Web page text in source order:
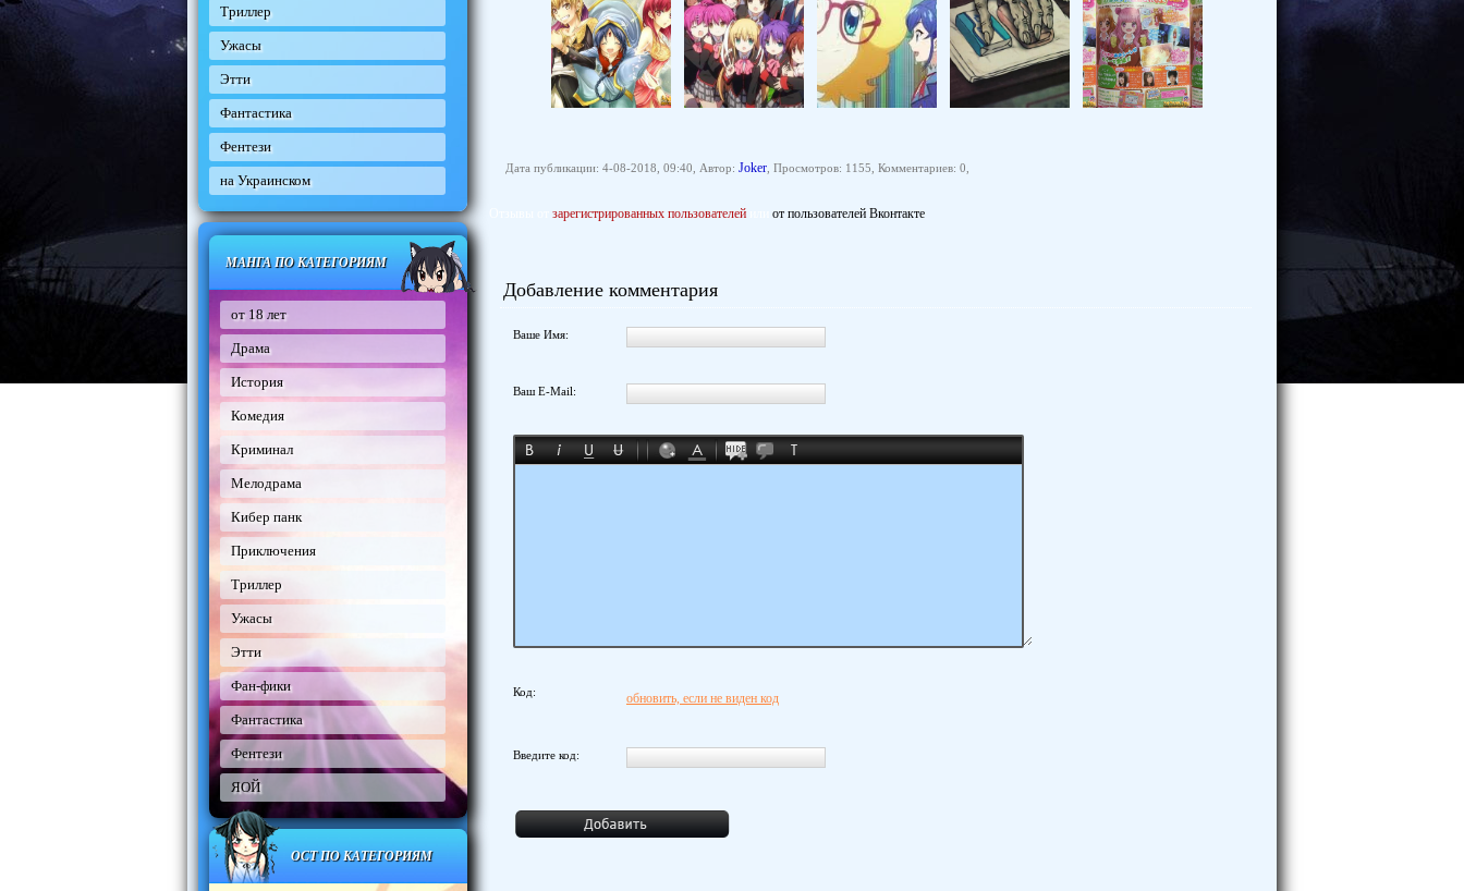
Триллер
Ужасы
Этти
Фантастика
Фентези
на Украинском
МАНГА ПО КАТЕГОРИЯМ
от 18 лет
Драма
История
Комедия
Криминал
Мелодрама
Кибер панк
Приключения
Триллер
Ужасы
Этти
Фан-фики
Фантастика
Фентези
ЯОЙ
ОСТ ПО КАТЕГОРИЯМ
Дата публикации: 4-08-2018, 09:40, Автор: Joker , Просмотров: 1155, Комментариев: 0,
зарегистрированных пользователей от пользователей Вконтакте
Добавление комментария
Ваше Имя:
Ваш E-Mail:
Код: обновить, если не виден код
Введите код: